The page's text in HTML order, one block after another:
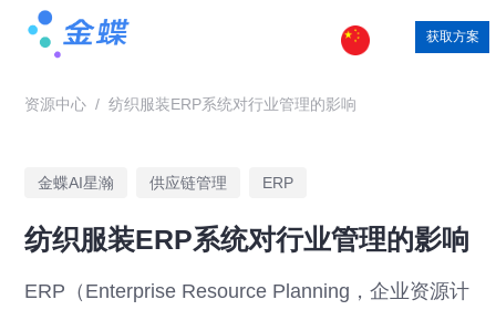
获取方案
资源中心 / 纺织服装ERP系统对行业管理的影响
金蝶AI星瀚 供应链管理 ERP
纺织服装ERP系统对行业管理的影响
ERP（Enterprise Resource Planning，企业资源计